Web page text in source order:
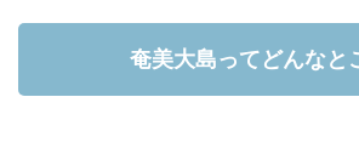
奄美大島ってどんなと